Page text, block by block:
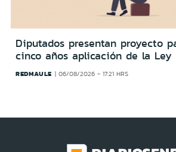
Diputados presentan proyecto
cinco años aplicación de la Ley
REDMAULE 06/08/2026 - 17:21 HRS